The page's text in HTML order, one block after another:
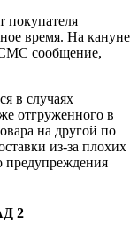
покупателя
время. На кануне
СМС сообщение,
в случаях
отгруженного в
на другой по
из-за плохих
предупреждения
2